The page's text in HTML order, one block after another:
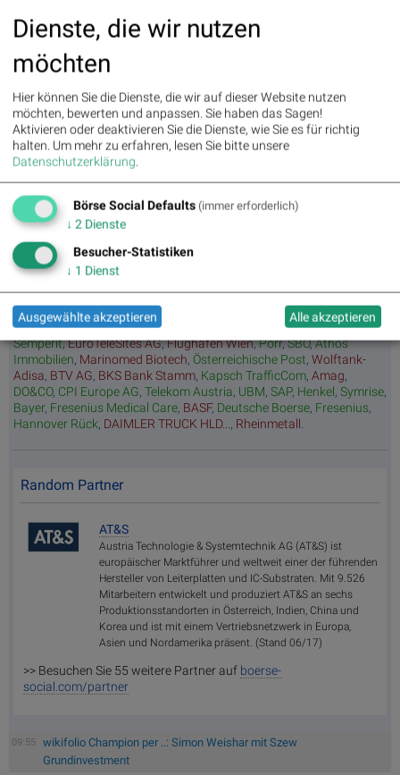
3. Zalando : 2.19%
4. Deutsche Bank : 2.18%
5. HeidelbergCement : 1.24%
6. DAIMLER TRUCK HLD... : -0.93%
7. Siemens Energy : -0.91%
8. BASF : -1.20%
9. SAP : -1.30%
10. Bayer : -1.30%
Aktien auf dem Radar:Bajaj Mobility AG Rosenbauer,Andritz,
Semperit,EuroTeleSites AG,Flughafen Wien,Porr,SBO,Athos
Immobilien, Marinomed Biotech, Österreichische Post, Wolftank-
Adisa, BTV AG, BKS Bank Stamm, Kapsch TrafficCom, Amag,
DO&CO, CPI Europe AG, Telekom Austria, UBM, SAP, Henkel, Symrise,
Bayer, Fresenius Medical Care, BASF, Deutsche Boerse, Fresenius,
Hannover Rück, DAIMLER TRUCK HLD... , Rheinmetall
Random Partner
AT&S
Austria Technologie & Systemtechnik AG (AT&S) ist
europäischer Marktführer und weltweit einer der führenden
Hersteller von Leiterplatten und IC-Substraten. Mit 9.526
Mitarbeitern entwickelt und produziert AT&S an sechs
Produktionsstandorten in Österreich, Indien, China und
Korea und ist mit einem Vertriebsnetzwerk in Europa,
Asien und Nordamerika präsent. (Stand 06/17)
>> Besuchen Sie 55 weitere Partner auf boerse-
social.com/partner
09:55
wikifolio Champion per ..: Simon Weishar mit Szew
Grundinvestment
Dienste, die wir nutzen
möchten
Hier können Sie die Dienste, die wir auf dieser Website nutzen
möchten, bewerten und anpassen. Sie haben das Sagen!
Aktivieren oder deaktivieren Sie die Dienste, wie Sie es für richtig
halten. Um mehr zu erfahren, lesen Sie bitte unsere
Datenschutzerklärung.
Börse Social Defaults (immer erforderlich)
↓ 2 Dienste
Besucher-Statistiken
↓ 1 Dienst
Ausgewählte akzeptieren Alle akzeptieren